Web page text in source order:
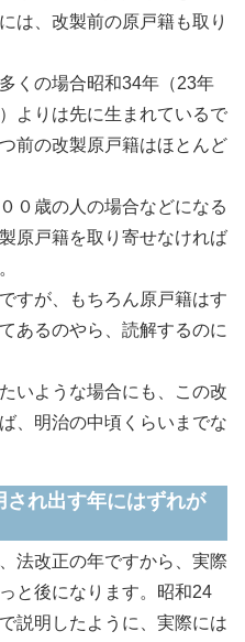
は、改製前の原戸籍も取り
くの場合昭和34年（23年
よりは先に生まれているで
前の改製原戸籍はほとんど
０歳の人の場合などになる
原戸籍を取り寄せなければ
すが、もちろん原戸籍はす
あるのやら、読解するのに
いような場合にも、この改
、明治の中頃くらいまでな
れ出す年にはずれが
法改正の年ですから、実際
と後になります。昭和24
説明したように、実際には